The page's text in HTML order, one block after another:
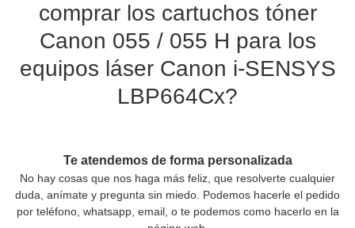
comprar los cartuchos tóner
Canon 055 / 055 H para los
equipos láser Canon i-SENSYS
LBP664Cx?
Te atendemos de forma personalizada
No hay cosas que nos haga más feliz, que resolverte cualquier
duda, anímate y pregunta sin miedo. Podemos hacerle el pedido
por teléfono, whatsapp, email, o te podemos como hacerlo en la